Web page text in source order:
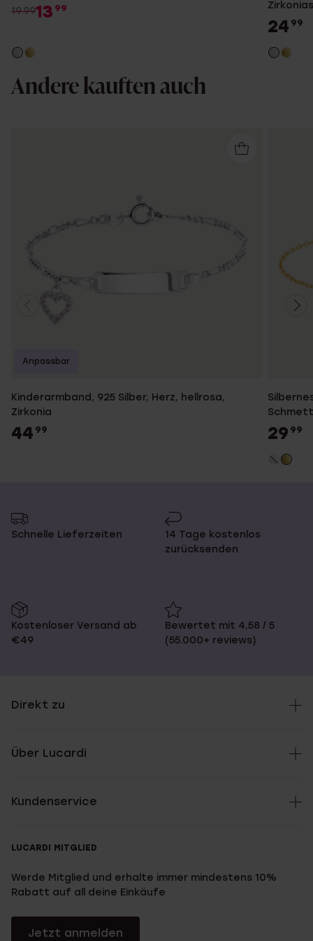
19.9913 99
24 99
Andere kauften auch
Kinderarmband, 925 Silber, Herz, hellrosa,
Zirkonia
44 99
Anpassbar
29 99
Schnelle Lieferzeiten
14 Tage kostenlos
zurücksenden
Kostenloser Versand ab
€49
Bewertet mit 4,58 / 5
(55.000+ reviews)
Direkt zu
Über Lucardi
Kundenservice
LUCARDI MITGLIED
Werde Mitglied und erhalte immer mindestens 10%
Rabatt auf all deine Einkäufe
Jetzt anmelden